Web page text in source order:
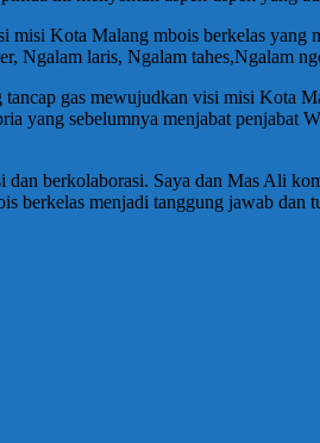
misi Kota Malang mbois berkelas
Ngalam laris, Ngalam tahes,Ngalam
gas mewujudkan visi misi Kota
yang sebelumnya menjabat penjabat
berkolaborasi. Saya dan Mas Ali
berkelas menjadi tanggung jawab dan